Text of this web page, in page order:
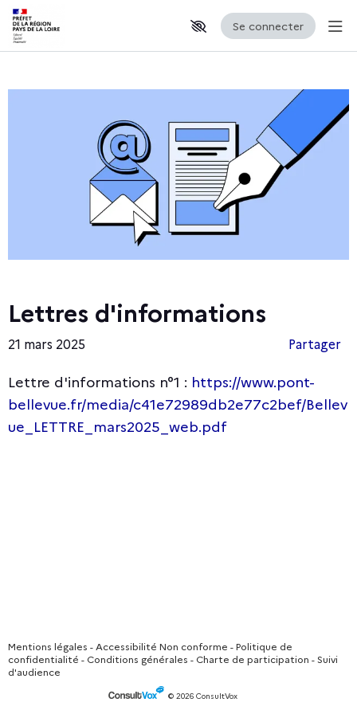
Se connecter
Lettres d'informations
21 mars 2025 Partager
Lettre d'informations n°1 : https://www.pont-
bellevue.fr/media/c41e72989db2e77c2bef/Bellev
ue_LETTRE_mars2025_web.pdf
© 2026 ConsultVox
Mentions légales - Accessibilité Non conforme -Politique de
confidentialité - Conditions générales - Charte de participation -Suivi
d'audience